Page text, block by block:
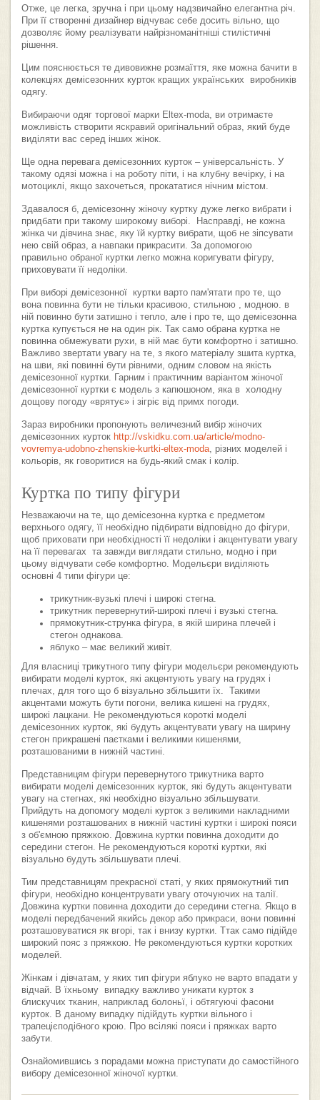
Отже, це легка, зручна і при цьому надзвичайно елегантна річ.
При її створенні дизайнер відчуває себе досить вільно, що
дозволяє йому реалізувати найрізноманітніші стилістичні
рішення.
Цим пояснюється те дивовижне розмаїття, яке можна бачити в
колекціях демісезонних курток кращих українських виробників
одягу.
Вибираючи одяг торгової марки Eltex-moda, ви отримаєте
можливість створити яскравий оригінальний образ, який буде
виділяти вас серед інших жінок.
Ще одна перевага демісезонних курток – універсальність. У
такому одязі можна і на роботу піти, і на клубну вечірку, і на
мотоциклі, якщо захочеться, прокататися нічним містом.
Здавалося б, демісезонну жіночу куртку дуже легко вибрати і
придбати при такому широкому виборі. Насправді, не кожна
жінка чи дівчина знає, яку їй куртку вибрати, щоб не зіпсувати
нею свій образ, а навпаки прикрасити. За допомогою
правильно обраної куртки легко можна коригувати фігуру,
приховувати її недоліки.
При виборі демісезонної куртки варто пам'ятати про те, що
вона повинна бути не тільки красивою, стильною , модною. в
ній повинно бути затишно і тепло, але і про те, що демісезонна
куртка купується не на один рік. Так само обрана куртка не
повинна обмежувати рухи, в ній має бути комфортно і затишно.
Важливо звертати увагу на те, з якого матеріалу зшита куртка,
на шви, які повинні бути рівними, одним словом на якість
демісезонної куртки. Гарним і практичним варіантом жіночої
демісезонної куртки є модель з капюшоном, яка в холодну
дощову погоду «врятує» і зігріє від примх погоди.
Зараз виробники пропонують величезний вибір жіночих
демісезонних курток http://vskidku.com.ua/article/modno-
vovremya-udobno-zhenskie-kurtki-eltex-moda, різних моделей і
кольорів, як говоритися на будь-який смак і колір.
Куртка по типу фігури
Незважаючи на те, що демісезонна куртка є предметом
верхнього одягу, її необхідно підбирати відповідно до фігури,
щоб приховати при необхідності її недоліки і акцентувати увагу
на її перевагах та завжди виглядати стильно, модно і при
цьому відчувати себе комфортно. Модельєри виділяють
основні 4 типи фігури це:
трикутник-вузькі плечі і широкі стегна.
трикутник перевернутий-широкі плечі і вузькі стегна.
прямокутник-струнка фігура, в якій ширина плечей і
стегон однакова.
яблуко – має великий живіт.
Для власниці трикутного типу фігури модельєри рекомендують
вибирати моделі курток, які акцентують увагу на грудях і
плечах, для того що б візуально збільшити їх. Такими
акцентами можуть бути погони, велика кишені на грудях,
широкі лацкани. Не рекомендуються короткі моделі
демісезонних курток, які будуть акцентувати увагу на ширину
стегон прикрашені паєтками і великими кишенями,
розташованими в нижній частині.
Представницям фігури перевернутого трикутника варто
вибирати моделі демісезонних курток, які будуть акцентувати
увагу на стегнах, які необхідно візуально збільшувати.
Прийдуть на допомогу моделі курток з великими накладними
кишенями розташованих в нижній частині куртки і широкі пояси
з об'ємною пряжкою. Довжина куртки повинна доходити до
середини стегон. Не рекомендуються короткі куртки, які
візуально будуть збільшувати плечі.
Тим представницям прекрасної статі, у яких прямокутний тип
фігури, необхідно концентрувати увагу оточуючих на талії.
Довжина куртки повинна доходити до середини стегна. Якщо в
моделі передбачений якийсь декор або прикраси, вони повинні
розташовуватися як вгорі, так і внизу куртки. Ттак само підійде
широкий пояс з пряжкою. Не рекомендуються куртки коротких
моделей.
Жінкам і дівчатам, у яких тип фігури яблуко не варто впадати у
відчай. В їхньому випадку важливо уникати курток з
блискучих тканин, наприклад болоньї, і обтягуючі фасони
курток. В даному випадку підійдуть куртки вільного і
трапецієподібного крою. Про всілякі пояси і пряжках варто
забути.
Ознайомившись з порадами можна приступати до самостійного
вибору демісезонної жіночої куртки.